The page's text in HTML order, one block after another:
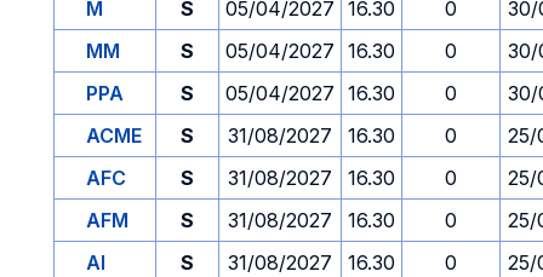
M S 05/04/2027 16.30 0
30/
MM
S 05/04/2027 16.30 0
30/
PPA
S 05/04/2027 16.30 0
30/
ACME
S 31/08/2027 16.30 0
25/
AFC
S 31/08/2027 16.30 0
25/
AFM
S 31/08/2027 16.30 0
25/
AI
S 31/08/2027 16.30 0
25/